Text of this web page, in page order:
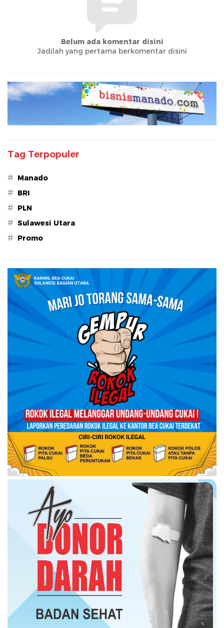
Belum ada komentar disini
Jadilah yang pertama berkomentar disini
Tag Terpopuler
# Manado
# BRI
# PLN
# Sulawesi Utara
# Promo